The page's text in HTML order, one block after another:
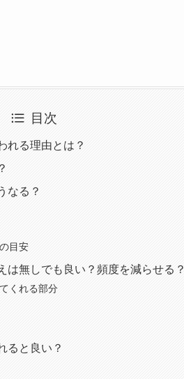
目次
れる理由とは？
なる？
目安
は無しでも良い？頻度を減らせる？
くれる部分
ると良い？